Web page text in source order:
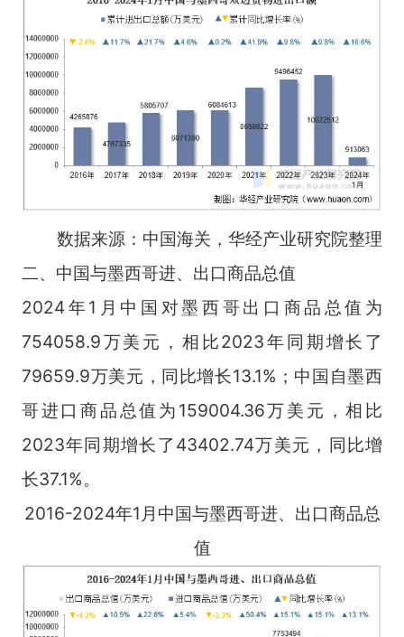
数据来源：中国海关，华经产业研究院整理
二、中国与墨西哥进、出口商品总值
2024年1月中国对墨西哥出口商品总值为
754058.9万美元，相比2023年同期增长了
79659.9万美元，同比增长13.1%；中国自墨西
哥进口商品总值为159004.36万美元，相比
2023年同期增长了43402.74万美元，同比增
长37.1%。
2016-2024年1月中国与墨西哥进、出口商品总
值